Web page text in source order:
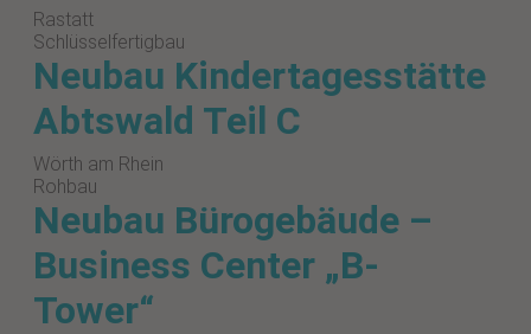
Rastatt
Schlüsselfertigbau
Neubau Kindertagesstätte
Abtswald Teil C
Wörth am Rhein
Rohbau
Neubau Bürogebäude –
Business Center „B-
Tower“